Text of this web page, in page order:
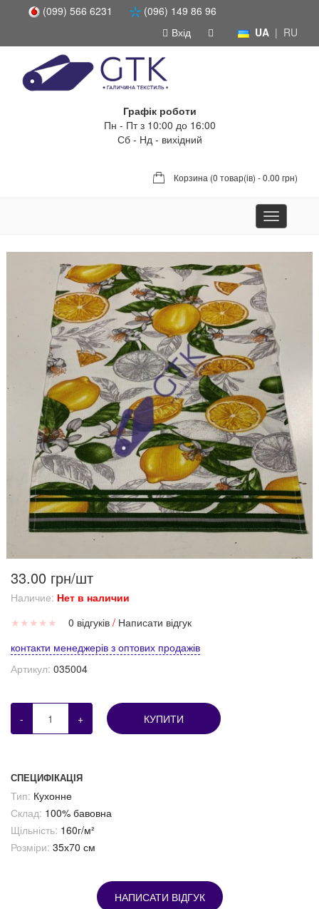
(099) 566 6231
(096) 149 86 96
UA | RU
Вхід
Графік роботи
Пн - Пт з 10:00 до 16:00
Сб - Нд - вихідний
Корзина (0 товар(ів) - 0.00 грн)
Toggle
navigation
33.00 грн/шт
Наличие: Нет в наличии
★ ★ ★ ★ ★ 0 відгуків / Написати відгук
контакти менеджерів з оптових продажів
Артикул: 035004
- + КУПИТИ
СПЕЦИФІКАЦІЯ
Тип: Кухонне
Склад: 100% бавовна
Щільність: 160г/м²
Розміри: 35х70 см
НАПИСАТИ ВІДГУК